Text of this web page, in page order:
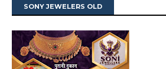
SONY JEWELERS OLD